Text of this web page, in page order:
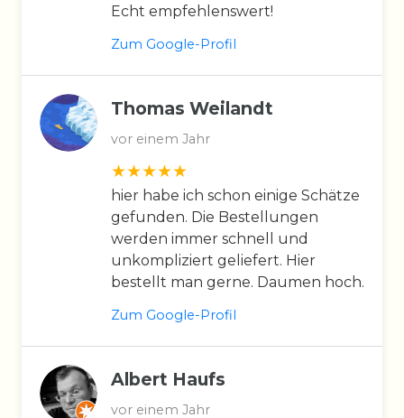
Echt empfehlenswert!
Zum Google-Profil
Thomas Weilandt
vor einem Jahr
hier habe ich schon einige Schätze
gefunden. Die Bestellungen
werden immer schnell und
unkompliziert geliefert. Hier
bestellt man gerne. Daumen hoch.
Zum Google-Profil
Albert Haufs
vor einem Jahr